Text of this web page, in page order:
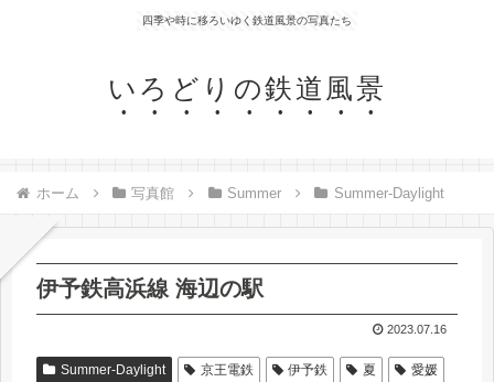
四季や時に移ろいゆく鉄道風景の写真たち
いろどりの鉄道風景
ホーム 写真館 Summer Summer-Daylight
伊予鉄高浜線 海辺の駅
2023.07.16
Summer-Daylight 京王電鉄 伊予鉄 夏
愛媛